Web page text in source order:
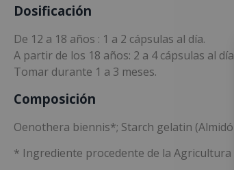
Dosificación
De 12 a 18 años : 1 a 2 cápsulas al día.
A partir de los 18 años: 2 a 4 cápsulas al
Tomar durante 1 a 3 meses.
Composición
Oenothera biennis*; Starch gelatin
* Ingrediente procedente de la Agricultura